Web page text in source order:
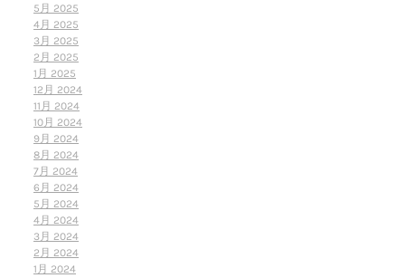
5月 2025
4月 2025
3月 2025
2月 2025
1月 2025
12月 2024
11月 2024
10月 2024
9月 2024
8月 2024
7月 2024
6月 2024
5月 2024
4月 2024
3月 2024
2月 2024
1月 2024